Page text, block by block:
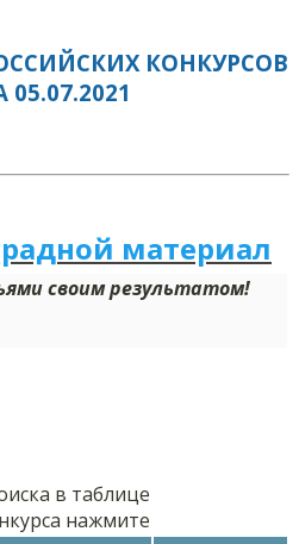
КОНКУРСОВ
материал
своим результатом!
в таблице
нажмите